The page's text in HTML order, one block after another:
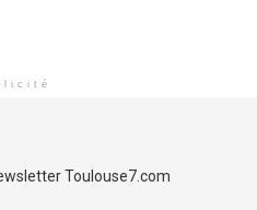
Toulouse7.com